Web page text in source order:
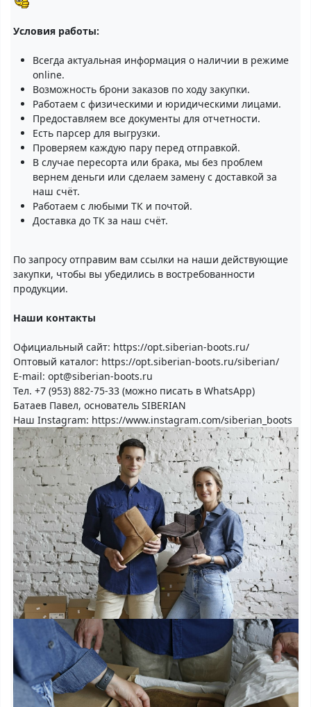
Условия работы:
Всегда актуальная информация о наличии в режиме
online.
Возможность брони заказов по ходу закупки.
Работаем с физическими и юридическими лицами.
Предоставляем все документы для отчетности.
Есть парсер для выгрузки.
Проверяем каждую пару перед отправкой.
В случае пересорта или брака, мы без проблем
вернем деньги или сделаем замену с доставкой за
наш счёт.
Работаем с любыми ТК и почтой.
Доставка до ТК за наш счёт.
По запросу отправим вам ссылки на наши действующие
закупки, чтобы вы убедились в востребованности
продукции.
Наши контакты
Официальный сайт: https://opt.siberian-boots.ru/
Оптовый каталог: https://opt.siberian-boots.ru/siberian/
E-mail: opt@siberian-boots.ru
Тел. +7 (953) 882-75-33 (можно писать в WhatsApp)
Батаев Павел, основатель SIBERIAN
Наш Instagram: https://www.instagram.com/siberian_boots